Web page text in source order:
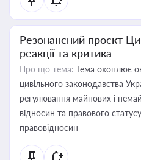
Резонансний проєкт
реакції та критика
Про що тема: Тема охоплює
цивільного законодавства
регулювання майнових і
відносин та правового
правовідносин